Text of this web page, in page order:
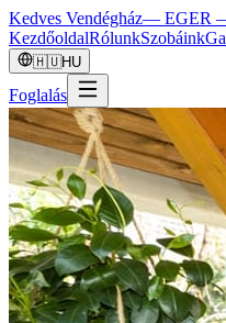
Kedves Vendégház— EGER
KezdőoldalRólunkSzobáink
🇭🇺HU
Foglalás